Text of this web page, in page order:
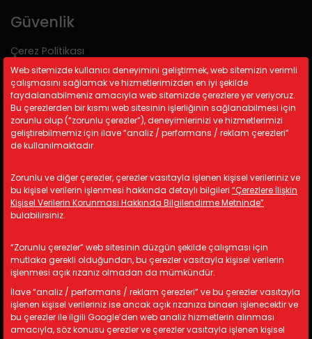
Güvenlik
Çerez Politikası
Gizlilik Politikası
KVKK
İletişim Bilgileri
A: Kemalpaşa Organize Sanayi
TÜRKİYE
M: info@astotomotiv.com
T: +90 232 877 21 33
T: +90 530 668 39 84
Copyright © 2024 AST Otomotiv. All rights reserved.
Web sitemizde kullanıcı deneyimini geliştirmek, web sitemizin verimli
çalışmasını sağlamak ve hizmetlerimizden en iyi şekilde
faydalanabilmeniz amacıyla web sitemizde çerezlere yer veriyoruz.
Bu çerezlerden bir kısmı web sitesinin işlerliğinin sağlanabilmesi için
zorunlu olup (“zorunlu çerezler”), deneyimlerinizi ve hizmetlerimizi
geliştirebilmemiz için ilave “analiz / performans / reklam çerezleri”
de kullanılmaktadır.
Zorunlu ve diğer çerezler, çerezler vasıtayla işlenen kişisel verileriniz ve
bu kişisel verilerin işlenmesi hakkında detaylı bilgileri “Çerezlere İlişkin
Kişisel Verilerin Korunması Hakkında Bilgilendirme Metninde”
bulabilirsiniz.
“Zorunlu çerezler” web sitesinin düzgün şekilde çalışması için
mutlaka gerekli olduğundan, bu çerezler vasıtayla kişisel verilerin
işlenmesi açık rızanız olmadan da mümkündür.
İlave “analiz / performans / reklam çerezleri” ve bu çerezler vasıtayla
işlenen kişisel verileriniz ise ancak açık rızanıza binaen işlenecektir ve
bu çerezler ile ilgili Google’den web analiz hizmetlerin alınması
amacıyla, söz konusu çerezler ve çerezler vasıtayla işlenen kişisel